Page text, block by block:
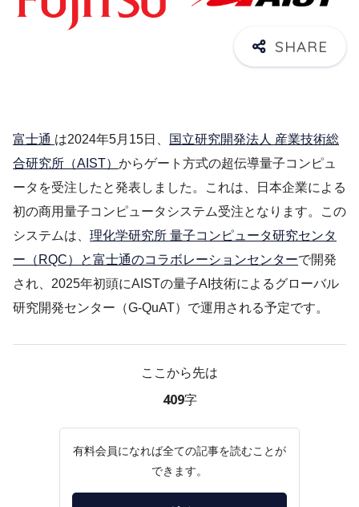
富士通 は2024年5月15日、
国立研究開発法人 産業技術総
合研究所（AIST） からゲート方式の超伝導量子コンピュ
ータを受注したと発表しました。これは、日本企業による
初の商用量子コンピュータシステム受注となります。この
システムは、 理化学研究所 量子コンピュータ研究センタ
ー（RQC）と富士通のコラボレーションセンターで開発
され、2025年初頭にAISTの量子AI技術によるグローバル
研究開発センター（G-QuAT）で運用される予定です。
ここから先は
409字
有料会員になれば全ての記事を読むことが
できます。